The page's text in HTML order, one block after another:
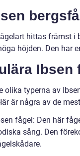
hittas främst i
höjden. Den har
Ibsen
olika typerna av
är några av de
fågel: Den här
sång. Den